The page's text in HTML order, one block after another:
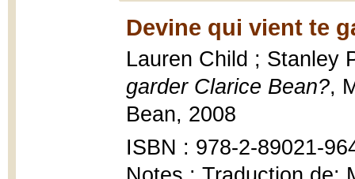
Devine qui vient te
Lauren Child ; Stanley
garder Clarice Bean?,
Bean, 2008
ISBN : 978-2-89021-